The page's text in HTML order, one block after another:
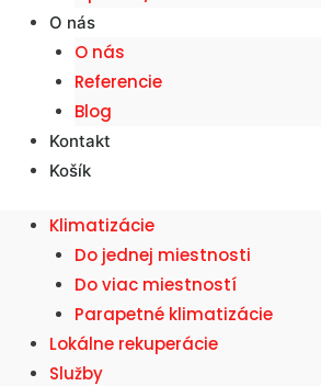
O nás
O nás
Referencie
Blog
Kontakt
Košík
Klimatizácie
Do jednej miestnosti
Do viac miestností
Parapetné klimatizácie
Lokálne rekuperácie
Služby